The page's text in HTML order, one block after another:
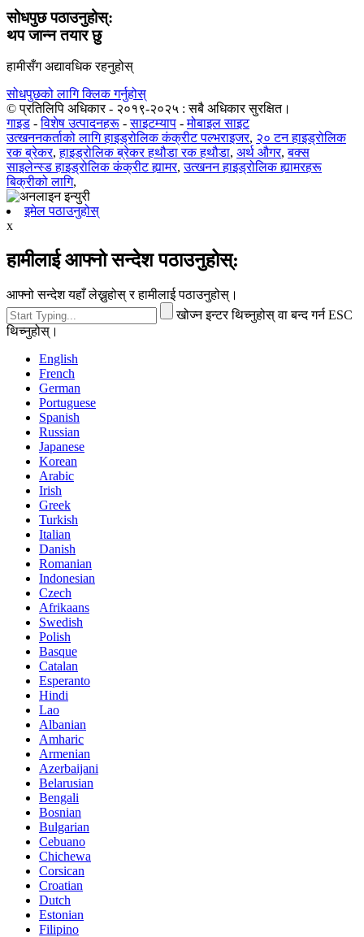
सोधपुछ पठाउनुहोस्:
थप जान्न तयार छु
हामीसँग अद्यावधिक रहनुहोस्
सोधपुछको लागि क्लिक गर्नुहोस्
© प्रतिलिपि अधिकार - २०१९-२०२५ : सबै अधिकार सुरक्षित।
गाइड -विशेष उत्पादनहरू -साइटम्याप -मोबाइल साइट
उत्खननकर्ताको लागि हाइड्रोलिक कंक्रीट पल्भराइजर, २० टन हाइड्रोलिक
रक ब्रेकर,हाइड्रोलिक ब्रेकर हथौडा रक हथौडा, अर्थ औगर,बक्स
साइलेन्स्ड हाइड्रोलिक कंक्रीट ह्यामर,उत्खनन हाइड्रोलिक ह्यामरहरू
बिक्रीको लागि,
इमेल पठाउनुहोस्
x
हामीलाई आफ्नो सन्देश पठाउनुहोस्:
आफ्नो सन्देश यहाँ लेख्नुहोस् र हामीलाई पठाउनुहोस्।
खोज्न इन्टर थिच्नुहोस् वा बन्द गर्न ESC
थिच्नुहोस्।
English
French
German
Portuguese
Spanish
Russian
Japanese
Korean
Arabic
Irish
Greek
Turkish
Italian
Danish
Romanian
Indonesian
Czech
Afrikaans
Swedish
Polish
Basque
Catalan
Esperanto
Hindi
Lao
Albanian
Amharic
Armenian
Azerbaijani
Belarusian
Bengali
Bosnian
Bulgarian
Cebuano
Chichewa
Corsican
Croatian
Dutch
Estonian
Filipino